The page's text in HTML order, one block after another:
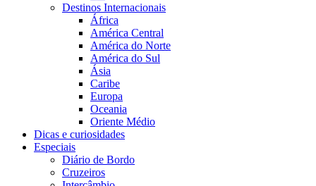
Destinos Internacionais
África
América Central
América do Norte
América do Sul
Ásia
Caribe
Europa
Oceania
Oriente Médio
Dicas e curiosidades
Especiais
Diário de Bordo
Cruzeiros